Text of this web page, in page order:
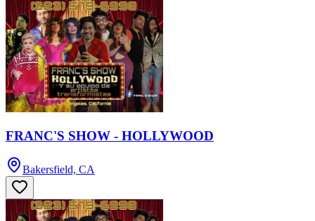
FRANC'S SHOW - HOLLYWOOD
Bakersfield, CA